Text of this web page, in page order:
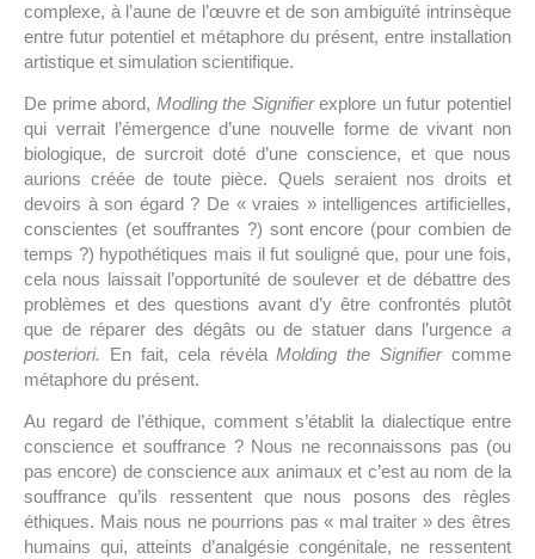
complexe, à l’aune de l’œuvre et de son ambiguïté intrinsèque
entre futur potentiel et métaphore du présent, entre installation
artistique et simulation scientifique.
De prime abord, Modling the Signifierexplore un futur potentiel
qui verrait l’émergence d’une nouvelle forme de vivant non
biologique, de surcroit doté d’une conscience, et que nous
aurions créée de toute pièce. Quels seraient nos droits et
devoirs à son égard ? De « vraies » intelligences artificielles,
conscientes (et souffrantes ?) sont encore (pour combien de
temps ?) hypothétiques mais il fut souligné que, pour une fois,
cela nous laissait l’opportunité de soulever et de débattre des
problèmes et des questions avant d’y être confrontés plutôt
que de réparer des dégâts ou de statuer dans l’urgence a
posteriori. En fait, cela révélaMolding the Signifiercomme
métaphore du présent.
Au regard de l’éthique, comment s’établit la dialectique entre
conscience et souffrance ? Nous ne reconnaissons pas (ou
pas encore) de conscience aux animaux et c’est au nom de la
souffrance qu’ils ressentent que nous posons des règles
éthiques. Mais nous ne pourrions pas « mal traiter » des êtres
humains qui, atteints d’analgésie congénitale, ne ressentent